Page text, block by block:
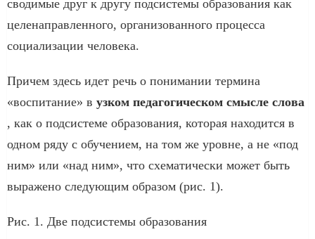
сводимые друг к другу подсистемы образования как
целенаправленного, организованного процесса
социализации человека.
Причем здесь идет речь о понимании термина
«воспитание» в узком педагогическом смысле слова
, как о подсистеме образования, которая находится в
одном ряду с обучением, на том же уровне, а не «под
ним» или «над ним», что схематически может быть
выражено следующим образом (рис. 1).
Рис. 1. Две подсистемы образования